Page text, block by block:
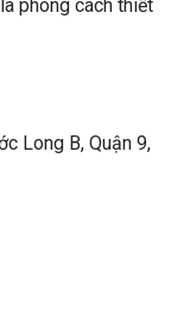
phong cách thiết
Long B, Quận 9,